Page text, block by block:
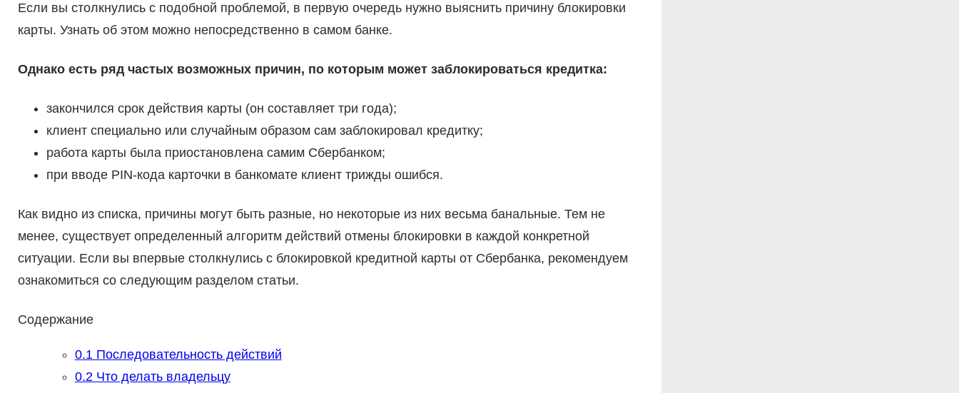
Если вы столкнулись с подобной проблемой, в первую очередь нужно выяснить причину блокировки
карты. Узнать об этом можно непосредственно в самом банке.
Однако есть ряд частых возможных причин, по которым может заблокироваться кредитка:
закончился срок действия карты (он составляет три года);
клиент специально или случайным образом сам заблокировал кредитку;
работа карты была приостановлена самим Сбербанком;
при вводе PIN-кода карточки в банкомате клиент трижды ошибся.
Как видно из списка, причины могут быть разные, но некоторые из них весьма банальные. Тем не
менее, существует определенный алгоритм действий отмены блокировки в каждой конкретной
ситуации. Если вы впервые столкнулись с блокировкой кредитной карты от Сбербанка, рекомендуем
ознакомиться со следующим разделом статьи.
Содержание
0.1Последовательность действий
0.2Что делать владельцу